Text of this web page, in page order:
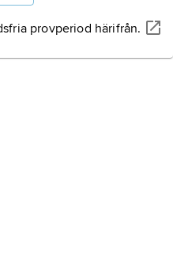
provperiod härifrån.